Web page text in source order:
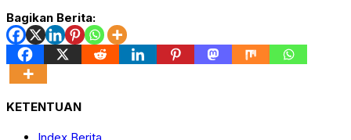
Bagikan Berita:
KETENTUAN